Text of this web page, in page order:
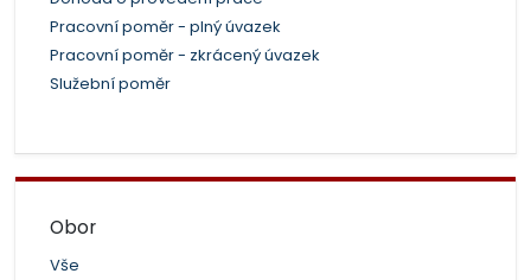
Pracovní poměr - plný úvazek
Pracovní poměr - zkrácený úvazek
Služební poměr
Obor
Vše